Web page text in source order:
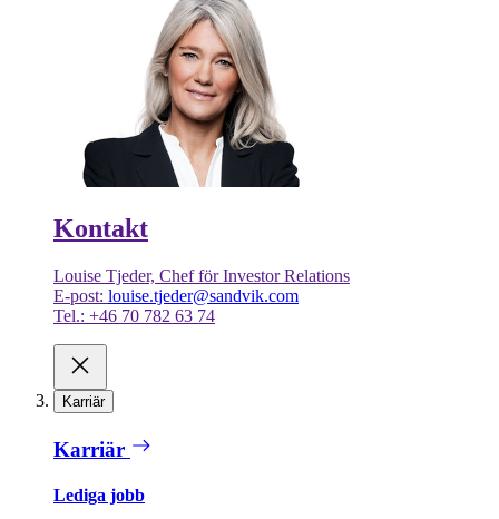
Kontakt
Louise Tjeder, Chef för Investor Relations
E-post: louise.tjeder@sandvik.com
Tel.: +46 70 782 63 74
Karriär
Karriär
Lediga jobb